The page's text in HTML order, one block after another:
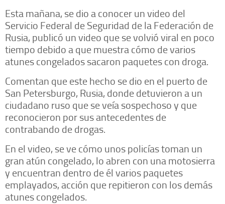
Esta mañana, se dio a conocer un video del
Servicio Federal de Seguridad de la Federación de
Rusia, publicó un video que se volvió viral en poco
tiempo debido a que muestra cómo de varios
atunes congelados sacaron paquetes con droga.
Comentan que este hecho se dio en el puerto de
San Petersburgo, Rusia, donde detuvieron a un
ciudadano ruso que se veía sospechoso y que
reconocieron por sus antecedentes de
contrabando de drogas.
En el video, se ve cómo unos policías toman un
gran atún congelado, lo abren con una motosierra
y encuentran dentro de él varios paquetes
emplayados, acción que repitieron con los demás
atunes congelados.